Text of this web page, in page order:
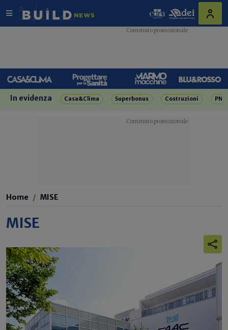
In evidenza Casa&Clima Superbonus Costruzioni
Home MISE
MISE